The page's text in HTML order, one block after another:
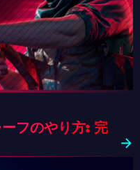
フのやり方: 完